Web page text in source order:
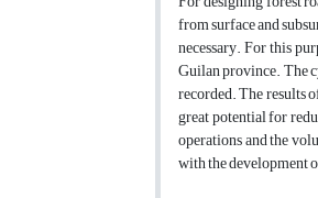
from surface and
necessary. For this
Guilan province. The
recorded. The results
great potential for
operations and the
with the development